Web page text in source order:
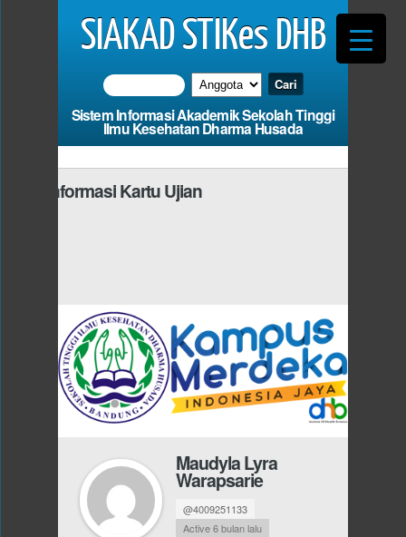
SIAKAD STIKes DHB
Sistem Informasi Akademik Sekolah Tinggi
Ilmu Kesehatan Dharma Husada
Informasi Kartu Ujian
Maudyla Lyra
Warapsarie
@4009251133
Active 6 bulan lalu